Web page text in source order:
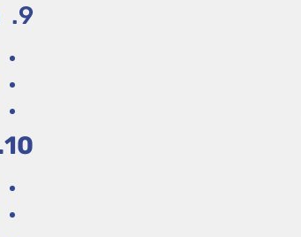
9. ר
10. רשלנות ברפואת משפחה וייעוץ שגוי